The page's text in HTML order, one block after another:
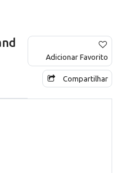
Adicionar Favorito
Compartilhar